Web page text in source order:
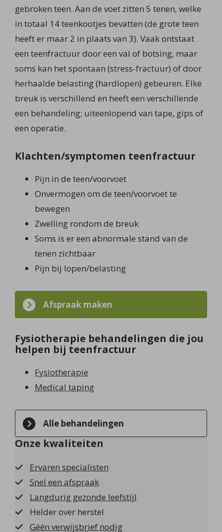
gebroken teen. Aan de voet zitten 5 tenen, welke
in totaal 14 teenkootjes bevatten (de grote teen
heeft er maar 2 in plaats van 3). Vaak ontstaat
een teenfractuur door een val of botsing, maar
soms kan het spontaan (stress-fractuur) of door
herhaalde belasting (hardlopen) gebeuren. Elke
breuk is verschillend en heeft een verschillende
een behandeling; uiteenlopend van tape, gips of
een operatie.
Klachten/symptomen teenfractuur
Pijn in de teen/voorvoet
Onvermogen om de teen/voorvoet te
bewegen
Zwelling rondom de breuk
Soms is er een abnormale stand van de
tenen zichtbaar
Pijn bij lopen/belasting
Afspraak maken
Fysiotherapie behandelingen die jou
helpen bij teenfractuur
Fysiotherapie
Medical taping
Alle behandelingen
Onze kwaliteiten
Ervaren specialisten
Snel een afspraak
Langdurig gezonde leefstijl
Helder over herstel
Géén verwijsbrief nodig